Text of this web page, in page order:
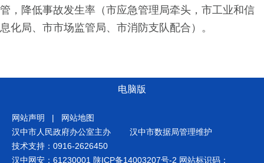
管，降低事故发生率（市应急管理局牵头，市工业和信
息化局、市市场监管局、市消防支队配合）。
电脑版
网站声明 |
网站地图
汉中市人民政府办公室主办
汉中市数据局管理维护
技术支持：0916-2626450
汉中网安：61230001 陕ICP备14003207号-2 网站标识码：